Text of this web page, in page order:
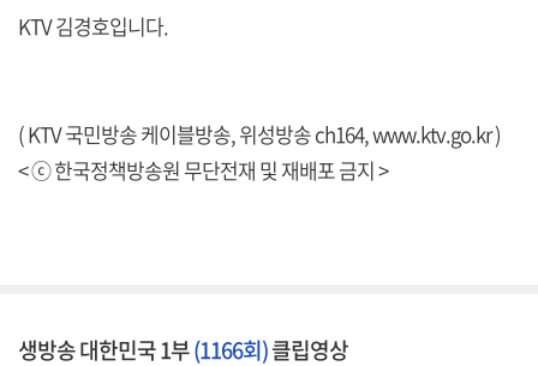
KTV 김경호입니다.
( KTV 국민방송 케이블방송, 위성방송 ch164,www.ktv.go.kr)
< ⓒ 한국정책방송원 무단전재 및 재배포 금지 >
생방송 대한민국 1부(1166회)클립영상